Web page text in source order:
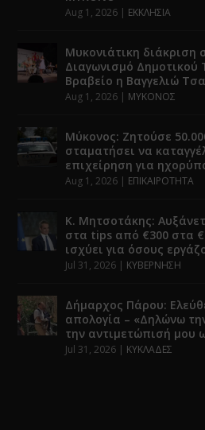
Aug 1, 2026 | ΕΚΚΛΗΣΙΑ
Μυκονιάτικη διάκριση
Διαγωνισμό Δημοτικού
Βραβείο η Βαγγελιώ
Aug 1, 2026 | ΜΥΚΟΝΟΣ
Μύκονος: Ζητούσε
σταματήσει να
επιχείρηση για
Aug 1, 2026 | ΕΠΙΚΑΙΡΟΤΗΤΑ
Κ. Μητσοτάκης:
στα tips από €300 στα
ισχύει για όσους
Jul 31, 2026 | ΚΥΒΕΡΝΗΣΗ
Δήμαρχος Πάρου:
απολογία – «Δηλώνω
την αντιμετώπισή μου
Jul 31, 2026 | ΚΥΚΛΑΔΕΣ